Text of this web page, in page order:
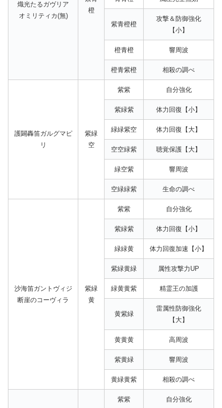
熾光たるガヴリア
オミリティカ(無)
橙
紫青橙橙
攻撃＆防御強化
【小】
橙青橙 響周波
橙青紫橙 相殺の調べ
護闢轟笛ガルグマピ
リ
紫緑
空
紫紫 自分強化
紫緑紫 体力回復【小】
緑緑紫空 体力回復【大】
空空緑紫 聴覚保護【大】
緑空紫 響周波
空緑緑紫 生命の調べ
沙海笛ガントヴィジ
断崖のコーヴィラ
紫緑
黄
紫紫 自分強化
紫緑紫 体力回復【小】
緑緑黄 体力回復加速【小】
紫緑黄緑 属性攻撃力UP
緑黄黄紫 精霊王の加護
黄紫緑
雷属性防御強化
【大】
黄黄黄 高周波
紫黄緑 響周波
黄緑黄紫 相殺の調べ
紫紫 自分強化